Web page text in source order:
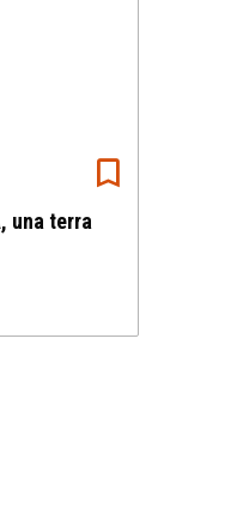
una terra